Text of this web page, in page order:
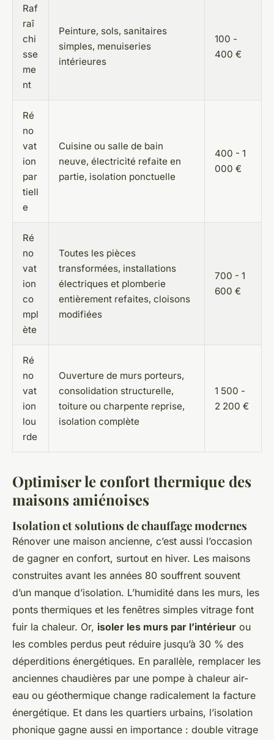
Raf
raî
chi
sse
me
nt
Peinture, sols, sanitaires
simples, menuiseries
intérieures
100 -
400 €
Ré
no
vat
ion
par
tiell
e
Cuisine ou salle de bain
neuve, électricité refaite en
partie, isolation ponctuelle
400 - 1
000 €
Ré
no
vat
ion
co
mpl
ète
Toutes les pièces
transformées, installations
électriques et plomberie
entièrement refaites, cloisons
modifiées
700 - 1
600 €
Ré
no
vat
ion
lou
rde
Ouverture de murs porteurs,
consolidation structurelle,
toiture ou charpente reprise,
isolation complète
1 500 -
2 200 €
Optimiser le confort thermique des
maisons amiénoises
Isolation et solutions de chauffage modernes
Rénover une maison ancienne, c’est aussi l’occasion
de gagner en confort, surtout en hiver. Les maisons
construites avant les années 80 souffrent souvent
d’un manque d’isolation. L’humidité dans les murs, les
ponts thermiques et les fenêtres simples vitrage font
fuir la chaleur. Or, isoler les murs par l’intérieur ou
les combles perdus peut réduire jusqu’à 30 % des
déperditions énergétiques. En parallèle, remplacer les
anciennes chaudières par une pompe à chaleur air-
eau ou géothermique change radicalement la facture
énergétique. Et dans les quartiers urbains, l’isolation
phonique gagne aussi en importance : double vitrage